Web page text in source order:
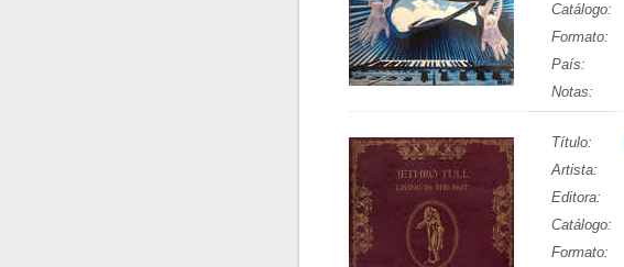
Catálogo:
Formato:
País:
Notas:
Título:
Artista:
Editora:
Catálogo:
Formato: